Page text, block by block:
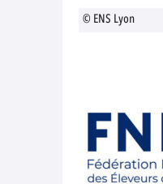
© ENS Lyon